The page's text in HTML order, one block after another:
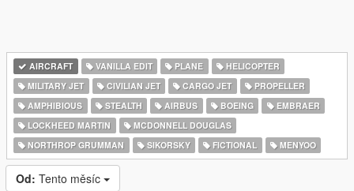
AIRCRAFT VANILLA EDIT PLANE
HELICOPTER
MILITARY JET
CIVILIAN JET CARGO JET
PROPELLER
AMPHIBIOUS
STEALTH AIRBUS BOEING
EMBRAER
LOCKHEED MARTIN
MCDONNELL DOUGLAS
NORTHROP GRUMMAN
SIKORSKY FICTIONAL MENYOO
Od: Tento měsíc